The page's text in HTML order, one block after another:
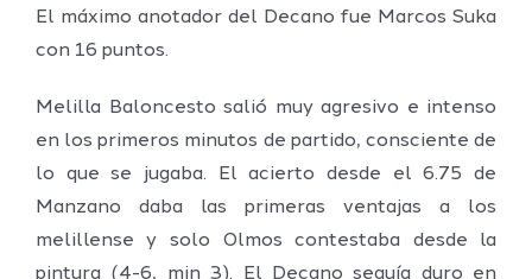
El máximo anotador del Decano fue Marcos Suka
con 16 puntos.
Melilla Baloncesto salió muy agresivo e intenso
en los primeros minutos de partido, consciente de
lo que se jugaba. El acierto desde el 6.75 de
Manzano daba las primeras ventajas a los
melillense y solo Olmos contestaba desde la
pintura (4-6, min 3). El Decano seguía duro en